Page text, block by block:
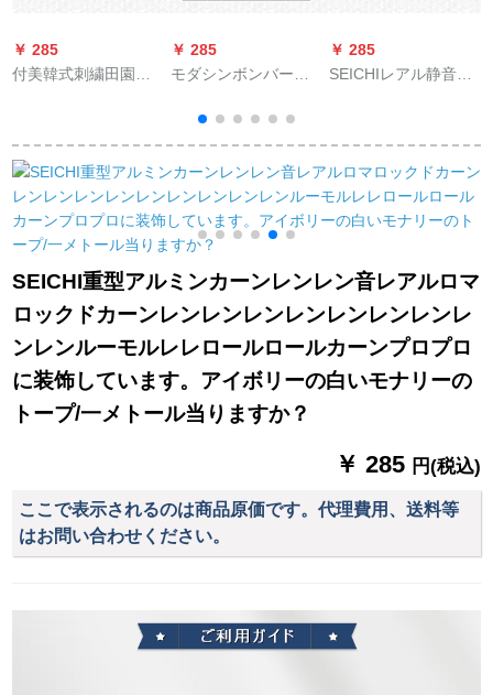
￥ 285
付美韓式刺繍田園レ
完全遮光布緑布＋刺
繍糸二重フクロカテ
テ－テ1メトル幅専門
書
￥ 285
モダシンボンバード
ーンドバーンドバー
ンドバーンドバーン
ドバーンドバーンド
バーンドバーンドバ
ーンドドドカープス
キー壁フック洋风カ
ータテテテテ
￥ 285
SEICHIレアル静音厚
テ-ンを揃えることが
できます。
SEICHI重型アルミンカーンレンレン音レアルロマ
ロックドカーンレンレンレンレンレンレンレンレ
ンレンルーモルレレロールロールカーンプロプロ
に装饰しています。アイボリーの白いモナリーの
トープ/一メトール当りますか？
￥ 285 円(税込)
ここで表示されるのは商品原価です。代理費用、送料等
はお問い合わせください。